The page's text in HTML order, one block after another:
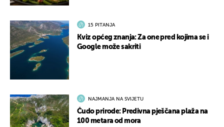
15 PITANJA
Kviz općeg znanja: Za one pred kojima se i
Google može sakriti
NAJMANJA NA SVIJETU
Čudo prirode: Predivna pješčana plaža na
100 metara od mora